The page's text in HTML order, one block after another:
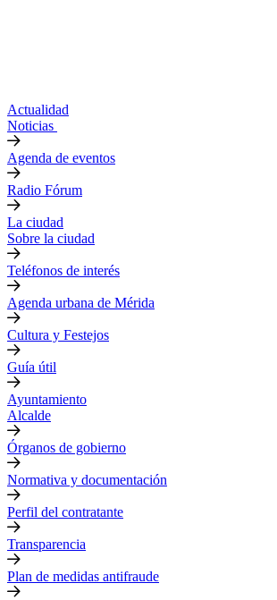
Actualidad
Noticias
Agenda de eventos
Radio Fórum
La ciudad
Sobre la ciudad
Teléfonos de interés
Agenda urbana de Mérida
Cultura y Festejos
Guía útil
Ayuntamiento
Alcalde
Órganos de gobierno
Normativa y documentación
Perfil del contratante
Transparencia
Plan de medidas antifraude